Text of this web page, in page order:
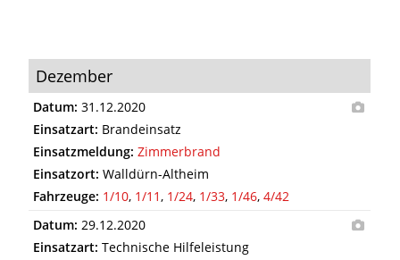
Dezember
Datum: 31.12.2020
Einsatzart: Brandeinsatz
Einsatzmeldung: Zimmerbrand
Einsatzort: Walldürn-Altheim
Fahrzeuge: 1/10, 1/11, 1/24, 1/33, 1/46,4/42
Datum: 29.12.2020
Einsatzart: Technische Hilfeleistung